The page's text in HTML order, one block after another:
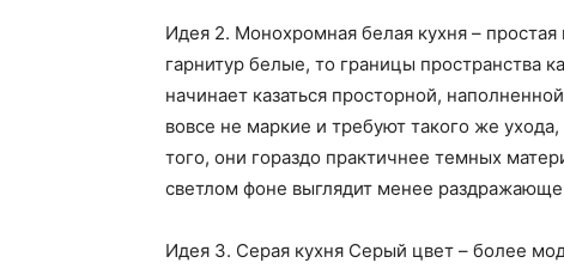
Идея 2. Монохромная белая кухня –
гарнитур белые, то границы пространства
начинает казаться просторной,
вовсе не маркие и требуют такого же
того, они гораздо практичнее темных
светлом фоне выглядит менее
Идея 3. Серая кухня Серый цвет – более